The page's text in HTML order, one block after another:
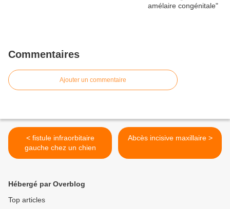
Commentaires
Ajouter un commentaire
< fistule infraorbitaire
gauche chez un chien
Abcès incisive maxillaire >
Hébergé par Overblog
Top articles